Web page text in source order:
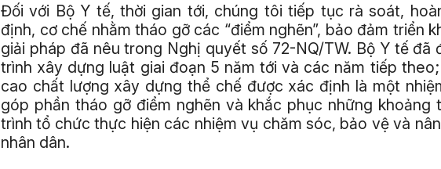
Đối với Bộ Y tế, thời gian tới, chúng tôi tiếp tục rà soát,
định, cơ chế nhằm tháo gỡ các “điểm nghẽn”, bảo đảm triển
giải pháp đã nêu trong Nghị quyết số 72-NQ/TW. Bộ Y tế đã
trình xây dựng luật giai đoạn 5 năm tới và các năm tiếp
cao chất lượng xây dựng thể chế được xác định là một
góp phần tháo gỡ điểm nghẽn và khắc phục những khoảng
trình tổ chức thực hiện các nhiệm vụ chăm sóc, bảo vệ và
nhân dân.